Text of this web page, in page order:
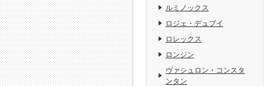
ルミノックス
ロジェ・デュブイ
ロレックス
ロンジン
ヴァシュロン・コンスタ
ンタン